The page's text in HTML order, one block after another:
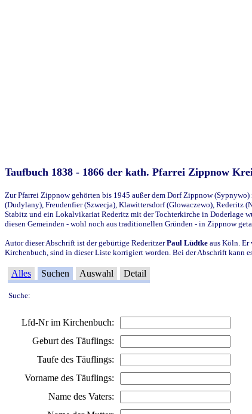
Taufbuch 1838 - 1866 der kath. Pfarrei Zippnow
Zur Pfarrei Zippnow gehörten bis 1945 außer dem Dorf Zippnow
(Dudylany), Freudenfier (Szwecja), Klawittersdorf (Glowaczewo), Rederitz
Stabitz und ein Lokalvikariat Rederitz mit der Tochterkirche in Doderlage
diesen Gemeinden - wohl noch aus traditionellen Gründen - in Zippnow
Autor dieser Abschrift ist der gebürtige RederitzerPaul Lüdtke aus Köln. Er
Kirchenbuch, sind in dieser Liste korrigiert worden. Bei der Abschrift kann
Alles Suchen Auswahl Detail
Suche:
Lfd-Nr im Kirchenbuch:
Geburt des Täuflings:
Taufe des Täuflings:
Vorname des Täuflings:
Name des Vaters: